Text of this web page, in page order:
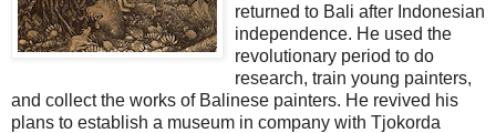
returned to Bali after Indonesian
independence. He used the
revolutionary period to do
research, train young painters,
and collect the works of Balinese painters. He revived his
plans to establish a museum in company with Tjokorda